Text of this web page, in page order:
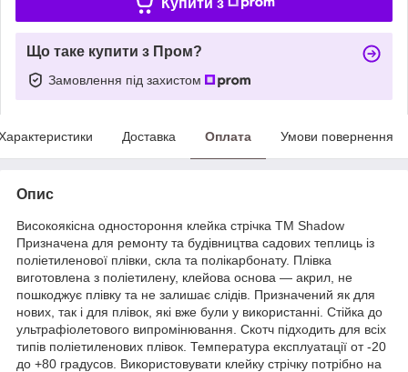
Що таке купити з Пром?
Замовлення під захистом
Доставка Оплата Умови повернення
Опис
Високоякісна одностороння клейка стрічка ТМ Shadow
Призначена для ремонту та будівництва садових теплиць із
поліетиленової плівки, скла та полікарбонату. Плівка
виготовлена з поліетилену, клейова основа — акрил, не
пошкоджує плівку та не залишає слідів. Призначений як для
нових, так і для плівок, які вже були у використанні. Стійка до
ультрафіолетового випромінювання. Скотч підходить для всіх
типів поліетиленових плівок. Температура експлуатації от -20
до +80 градусов. Використовувати клейку стрічку потрібно на